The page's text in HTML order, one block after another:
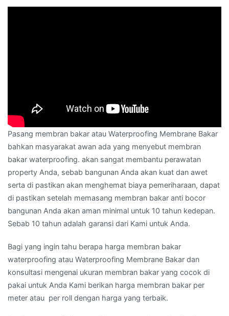
Pasang membran bakar atau Waterproofing Membrane Bakar
bahkan masyarakat awan ada yang menyebut membran
bakar waterproofing. akan sangat membantu perawatan
property Anda, sebab bangunan Anda akan kuat dan awet
serta di pastikan akan menghemat biaya pemeriharaan, dapat
di pastikan setelah memasang membran bakar anti bocor
bangunan Anda akan aman minimal untuk 10 tahun kedepan.
Sebab 10 tahun adalah garansi dari Kami untuk Anda.
Bagi yang ingin tahu berapa harga membran bakar
waterproofing atau Waterproofing Membrane Bakar dan
konsultasi mengenai ukuran membran bakar yang cocok di
pakai untuk Anda Kami berikan harga membran bakar per
meter atau per roll dengan harga yang terbaik.